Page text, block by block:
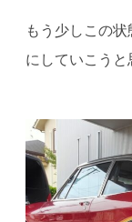
もう少しこの
にしていこうと